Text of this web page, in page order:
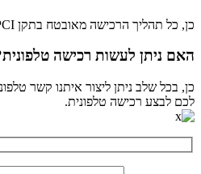
כן, כל תהליך הרכישה מאובטח בתקן PCI המחמיר.
האם ניתן לעשות רכישה
לכם לבצע רכישה טלפונית.